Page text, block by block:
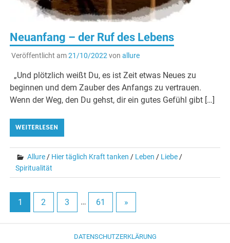
Neuanfang – der Ruf des Lebens
Veröffentlicht am21/10/2022 von allure
„Und plötzlich weißt Du, es ist Zeit etwas Neues zu
beginnen und dem Zauber des Anfangs zu vertrauen.
Wenn der Weg, den Du gehst, dir ein gutes Gefühl gibt […]
WEITERLESEN
Allure / Hier täglich Kraft tanken / Leben / Liebe /
Spiritualität
1 2 3 … 61 »
DATENSCHUTZERKLÄRUNG